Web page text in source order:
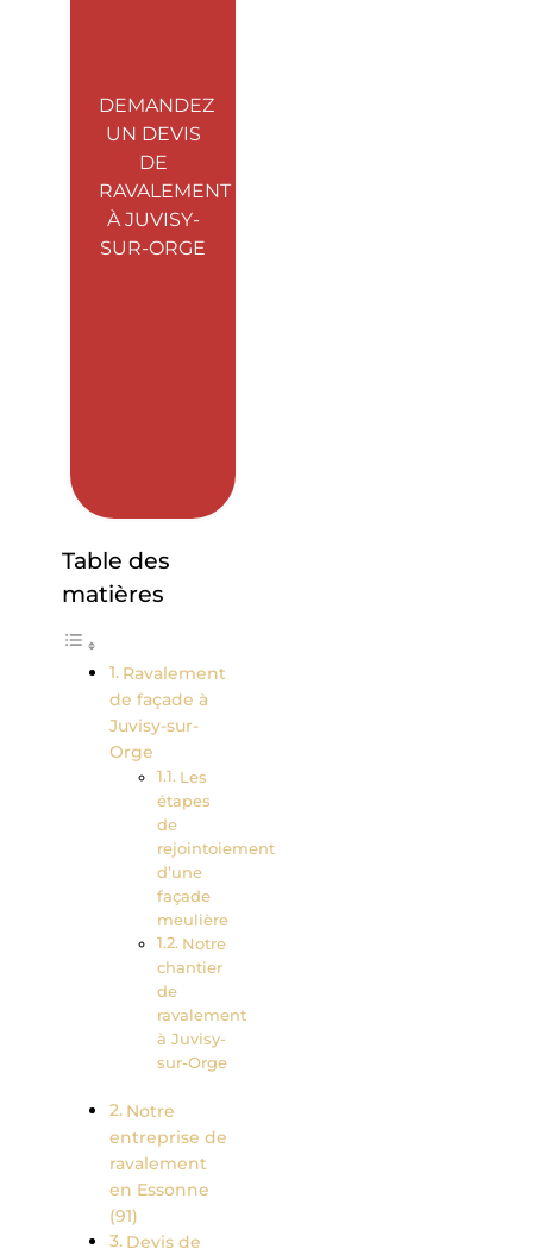
DEMANDEZ
UN DEVIS
DE
RAVALEMENT
À JUVISY-
SUR-ORGE
Table des
matières
Ravalement
de façade à
Juvisy-sur-
Orge
Les
étapes
de
rejointoiement
d’une
façade
meulière
Notre
chantier
de
ravalement
à Juvisy-
sur-Orge
Notre
entreprise de
ravalement
en Essonne
(91)
Devis de